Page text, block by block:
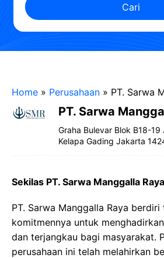
Cari
Home » Perusahaan » PT. Sarwa
PT. Sarwa
Graha Bulevar Blok B18-19
Kelapa Gading Jakarta
Sekilas PT. Sarwa Manggalla Raya
PT. Sarwa Manggalla Raya
komitmennya untuk
dan terjangkau bagi masyarakat.
perusahaan ini telah melahirkan